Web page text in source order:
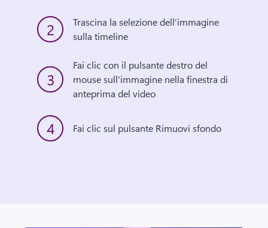
2
Trascina la selezione dell'immagine
sulla timeline
3
Fai clic con il pulsante destro del
mouse sull'immagine nella finestra di
anteprima del video
4 Fai clic sul pulsante Rimuovi sfondo